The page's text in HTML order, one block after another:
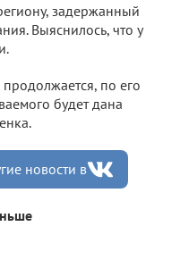
задержанный
Выяснилось, что у
по его
будет дана
новости в